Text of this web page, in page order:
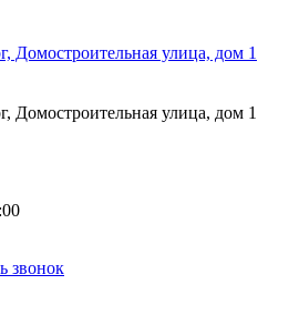
Домостроительная улица, дом 1
Домостроительная улица, дом 1
звонок